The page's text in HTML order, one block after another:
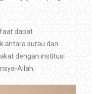
dapat
antara surau dan
dengan institusi
Allah.